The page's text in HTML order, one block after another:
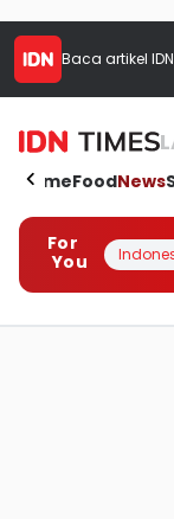
Baca artikel
HomeFoodNews
For
You